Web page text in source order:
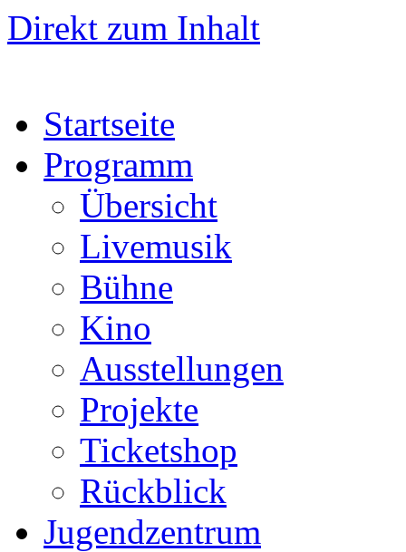
Direkt zum Inhalt
Startseite
Programm
Übersicht
Livemusik
Bühne
Kino
Ausstellungen
Projekte
Ticketshop
Rückblick
Jugendzentrum